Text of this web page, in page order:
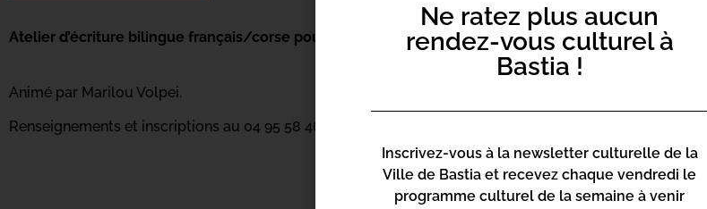
Atelier d’écriture bilingue français/corse pour adultes.
Animé par Marilou Volpei.
Renseignements et inscriptions au 04 95 58 46 00 ou par mail
Ne ratez plus aucun
rendez-vous culturel à
Bastia !
Inscrivez-vous à la newsletter culturelle de la
Ville de Bastia et recevez chaque vendredi le
programme culturel de la semaine à venir